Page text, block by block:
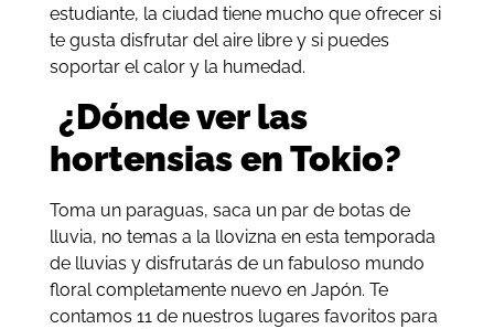
estudiante, la ciudad tiene mucho que ofrecer si
te gusta disfrutar del aire libre y si puedes
soportar el calor y la humedad.
¿Dónde ver las
hortensias en Tokio?
Toma un paraguas, saca un par de botas de
lluvia, no temas a la llovizna en esta temporada
de lluvias y disfrutarás de un fabuloso mundo
floral completamente nuevo en Japón. Te
contamos 11 de nuestros lugares favoritos para